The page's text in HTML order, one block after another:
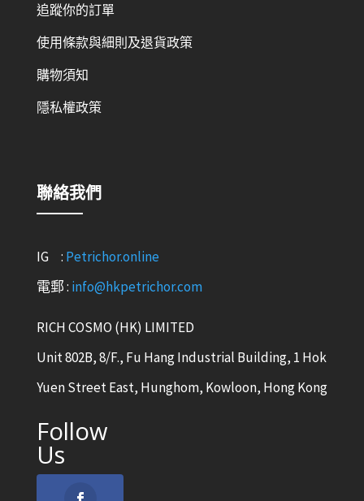
追蹤你的訂單
使用條款與細則及退貨政策
購物須知
隱私權政策
聯絡我們
IG : Petrichor.online
電郵 : info@hkpetrichor.com
RICH COSMO (HK) LIMITED
Unit 802B, 8/F., Fu Hang Industrial Building, 1 Hok
Yuen Street East, Hunghom, Kowloon, Hong Kong
Follow
Us